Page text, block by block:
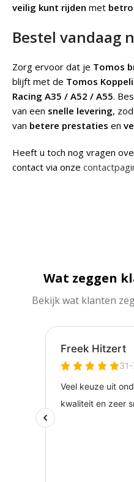
veilig kunt rijden met
Bestel vandaag
Zorg ervoor dat je Tomos
blijft met de Tomos
Racing A35 / A52 / A55.
van een snelle levering,
van betere prestaties en
Heeft u toch nog vragen
contact via onze
Wat zeggen
Bekijk wat klanten